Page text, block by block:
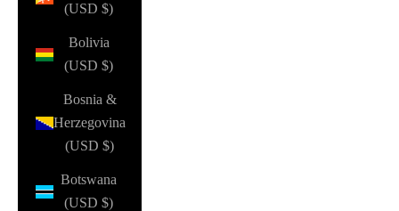
(USD $)
Bolivia
(USD $)
Bosnia &
Herzegovina
(USD $)
Botswana
(USD $)